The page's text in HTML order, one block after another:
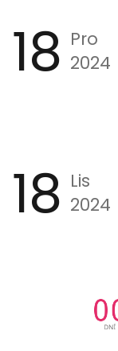
18 Pro
2024
18 Lis
2024